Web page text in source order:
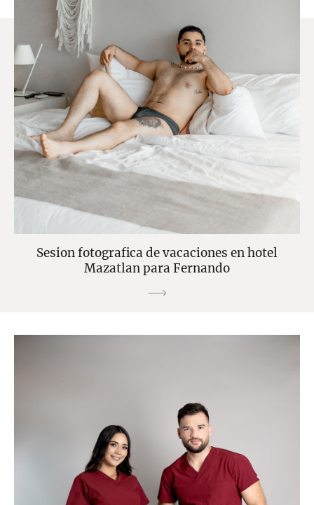
Sesion fotografica de vacaciones en hotel
Mazatlan para Fernando